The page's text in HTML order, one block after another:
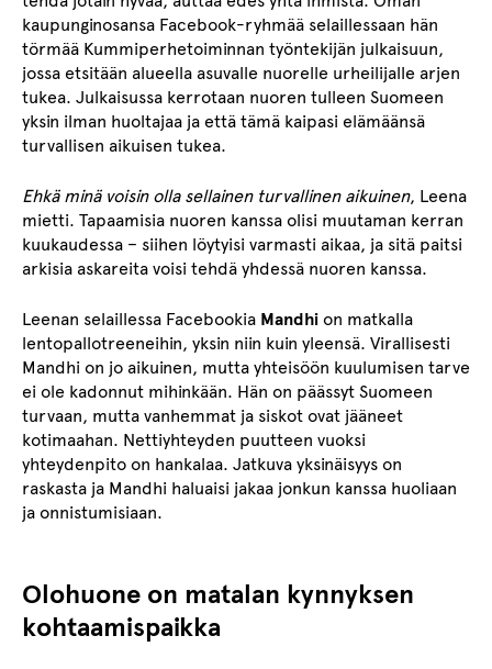
kaupunginosansa Facebook-ryhmää selaillessaan hän
törmää Kummiperhetoiminnan työntekijän julkaisuun,
jossa etsitään alueella asuvalle nuorelle urheilijalle arjen
tukea. Julkaisussa kerrotaan nuoren tulleen Suomeen
yksin ilman huoltajaa ja että tämä kaipasi elämäänsä
turvallisen aikuisen tukea.
Ehkä minä voisin olla sellainen turvallinen aikuinen, Leena
mietti. Tapaamisia nuoren kanssa olisi muutaman kerran
kuukaudessa – siihen löytyisi varmasti aikaa, ja sitä paitsi
arkisia askareita voisi tehdä yhdessä nuoren kanssa.
Leenan selaillessa Facebookia Mandhi on matkalla
lentopallotreeneihin, yksin niin kuin yleensä. Virallisesti
Mandhi on jo aikuinen, mutta yhteisöön kuulumisen tarve
ei ole kadonnut mihinkään. Hän on päässyt Suomeen
turvaan, mutta vanhemmat ja siskot ovat jääneet
kotimaahan. Nettiyhteyden puutteen vuoksi
yhteydenpito on hankalaa. Jatkuva yksinäisyys on
raskasta ja Mandhi haluaisi jakaa jonkun kanssa huoliaan
ja onnistumisiaan.
Olohuone on matalan kynnyksen
kohtaamispaikka